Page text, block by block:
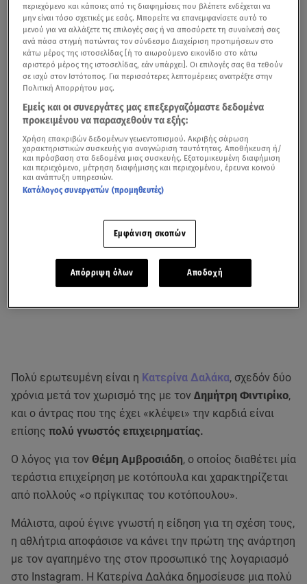
Πολύ ερωτευμένη είναι η Κατερίνα Δαλάκα, σχεδόν δύο
χρόνια μετά τον χωρισμό της με τον Δημήτρη Φιντιρίκο,
και ο άντρας που της έχει «κλέψει» την καρδιά είναι
επίσης πολύ γνωστός επιχειρηματίας.
Ο λόγος για τον Θέμη Αμβροσιάδη, ο οποίος διαθέτει μία
τεράστια επιχείρηση με κοτόπουλα και χαρακτηρίζεται
από πολλούς «ο πρίγκιπας του κοτόπουλου».
Μάλιστα, αφού έγινε γνωστή η είδηση για τη σχέση τους,
η αθλήτρια αποφάσισε να κάνει την πρώτη της ανάρτηση
με τον αγαπημένο της στον προσωπικό της λογαριασμό
στο Instagram. Η Κατερίνα Δαλάκα δημοσίευσε μια πολύ
περιεχόμενο και κάποιες από τις διαφημίσεις που βλέπετε ενδέχεται να
μην είναι τόσο σχετικές με εσάς. Μπορείτε να επανεμφανίσετε αυτό το
μενού για να αλλάξετε τις επιλογές σας ή να αποσύρετε τη συναίνεσή σας
ανά πάσα στιγμή πατώντας τον σύνδεσμο Διαχείριση προτιμήσεων στο
κάτω μέρος της ιστοσελίδας [ή το αιωρούμενο εικονίδιο στο κάτω
αριστερό μέρος της ιστοσελίδας, εάν υπάρχει]. Οι επιλογές σας θα τεθούν
σε ισχύ στον Ιστότοπος. Για περισσότερες λεπτομέρειες ανατρέξτε στην
Πολιτική Απορρήτου μας.
Εμείς και οι συνεργάτες μας επεξεργαζόμαστε δεδομένα
προκειμένου να παρασχεθούν τα εξής:
Χρήση επακριβών δεδομένων γεωεντοπισμού. Ακριβής σάρωση
χαρακτηριστικών συσκευής για αναγνώριση ταυτότητας. Αποθήκευση ή/
και πρόσβαση στα δεδομένα μιας συσκευής. Εξατομικευμένη διαφήμιση
και περιεχόμενο, μέτρηση διαφήμισης και περιεχομένου, έρευνα κοινού
και ανάπτυξη υπηρεσιών.
Κατάλογος συνεργατών (προμηθευτές)
Εμφάνιση σκοπών
Απόρριψη όλων Αποδοχή